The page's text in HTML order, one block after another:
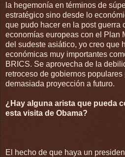
la hegemonía en términos de
estratégico sino desde lo
que pudo hacer en la post guerra
economías europeas con el Plan
del sudeste asiático, yo creo que
económicas muy importantes
BRICS. Se aprovecha de la
retroceso de gobiernos
demasiada proyección a futuro.
¿Hay alguna arista que pueda
esta visita de Obama?
El hecho de que haya un